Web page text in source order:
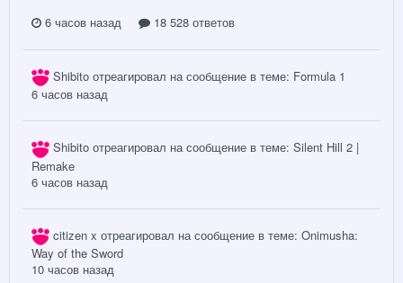
6 часов назад
18 528 ответов
Shibito отреагировал на сообщение в теме: Formula 1
6 часов назад
Shibito отреагировал на сообщение в теме: Silent Hill 2 |
Remake
6 часов назад
citizen x отреагировал на сообщение в теме: Onimusha:
Way of the Sword
10 часов назад